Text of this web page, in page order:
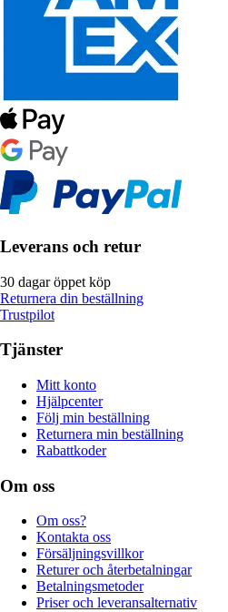
Leverans och retur
30 dagar öppet köp
Returnera din beställning
Trustpilot
Tjänster
Mitt konto
Hjälpcenter
Följ min beställning
Returnera min beställning
Rabattkoder
Om oss
Om oss?
Kontakta oss
Försäljningsvillkor
Returer och återbetalningar
Betalningsmetoder
Priser och leveransalternativ